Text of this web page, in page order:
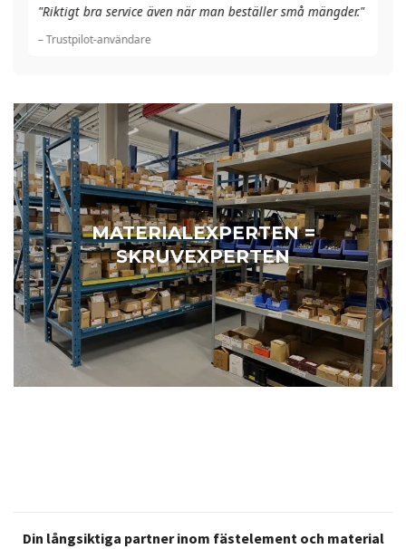
"Riktigt bra service även när man beställer små mängder."
– Trustpilot-användare
MATERIALEXPERTEN =
SKRUVEXPERTEN
Din långsiktiga partner inom fästelement och material